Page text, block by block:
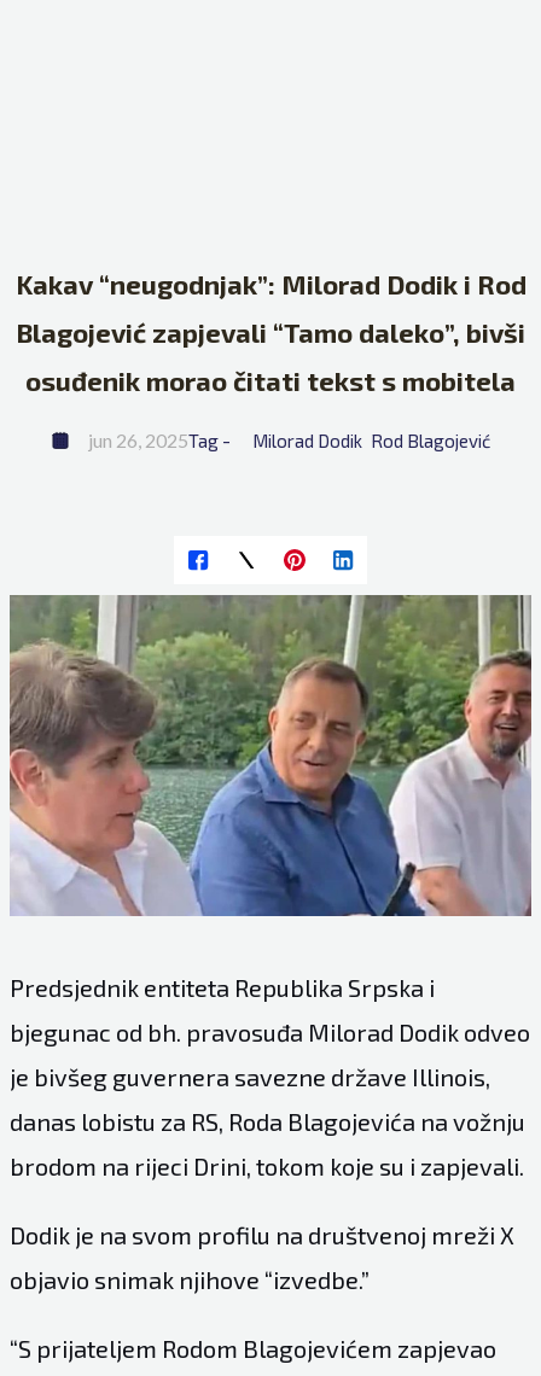
Kakav “neugodnjak”: Milorad Dodik i Rod
Blagojević zapjevali “Tamo daleko”, bivši
osuđenik morao čitati tekst s mobitela
jun 26, 2025Tag - Milorad Dodik Rod Blagojević
Predsjednik entiteta Republika Srpska i
bjegunac od bh. pravosuđa Milorad Dodik odveo
je bivšeg guvernera savezne države Illinois,
danas lobistu za RS, Roda Blagojevića na vožnju
brodom na rijeci Drini, tokom koje su i zapjevali.
Dodik je na svom profilu na društvenoj mreži X
objavio snimak njihove “izvedbe.”
“S prijateljem Rodom Blagojevićem zapjevao